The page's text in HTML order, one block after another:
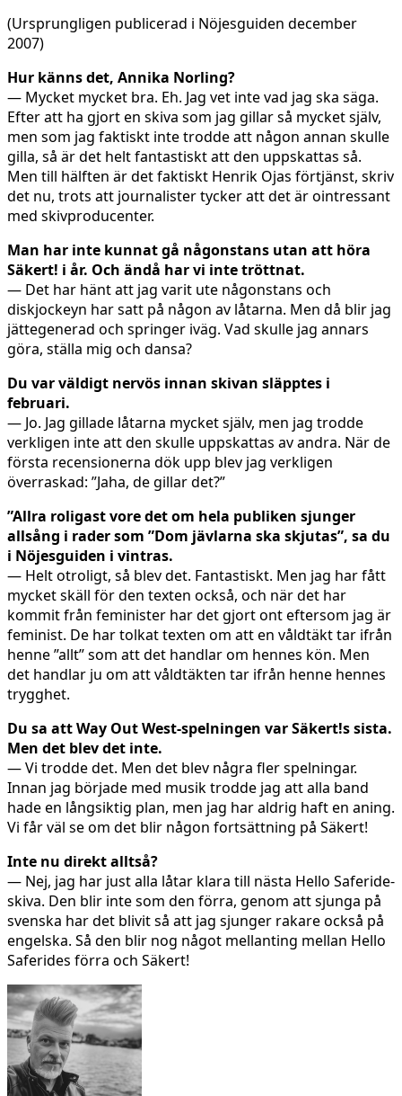
(Ursprungligen publicerad i Nöjesguiden december
2007)
Hur känns det, Annika Norling?
— Mycket mycket bra. Eh. Jag vet inte vad jag ska säga.
Efter att ha gjort en skiva som jag gillar så mycket själv,
men som jag faktiskt inte trodde att någon annan skulle
gilla, så är det helt fantastiskt att den uppskattas så.
Men till hälften är det faktiskt Henrik Ojas förtjänst, skriv
det nu, trots att journalister tycker att det är ointressant
med skivproducenter.
Man har inte kunnat gå någonstans utan att höra
Säkert! i år. Och ändå har vi inte tröttnat.
— Det har hänt att jag varit ute någonstans och
diskjockeyn har satt på någon av låtarna. Men då blir jag
jättegenerad och springer iväg. Vad skulle jag annars
göra, ställa mig och dansa?
Du var väldigt nervös innan skivan släpptes i
februari.
— Jo. Jag gillade låtarna mycket själv, men jag trodde
verkligen inte att den skulle uppskattas av andra. När de
första recensionerna dök upp blev jag verkligen
överraskad: ”Jaha, de gillar det?”
”Allra roligast vore det om hela publiken sjunger
allsång i rader som ”Dom jävlarna ska skjutas”, sa du
i Nöjesguiden i vintras.
— Helt otroligt, så blev det. Fantastiskt. Men jag har fått
mycket skäll för den texten också, och när det har
kommit från feminister har det gjort ont eftersom jag är
feminist. De har tolkat texten om att en våldtäkt tar ifrån
henne ”allt” som att det handlar om hennes kön. Men
det handlar ju om att våldtäkten tar ifrån henne hennes
trygghet.
Du sa att Way Out West-spelningen var Säkert!s sista.
Men det blev det inte.
— Vi trodde det. Men det blev några fler spelningar.
Innan jag började med musik trodde jag att alla band
hade en långsiktig plan, men jag har aldrig haft en aning.
Vi får väl se om det blir någon fortsättning på Säkert!
Inte nu direkt alltså?
— Nej, jag har just alla låtar klara till nästa Hello Saferide-
skiva. Den blir inte som den förra, genom att sjunga på
svenska har det blivit så att jag sjunger rakare också på
engelska. Så den blir nog något mellanting mellan Hello
Saferides förra och Säkert!